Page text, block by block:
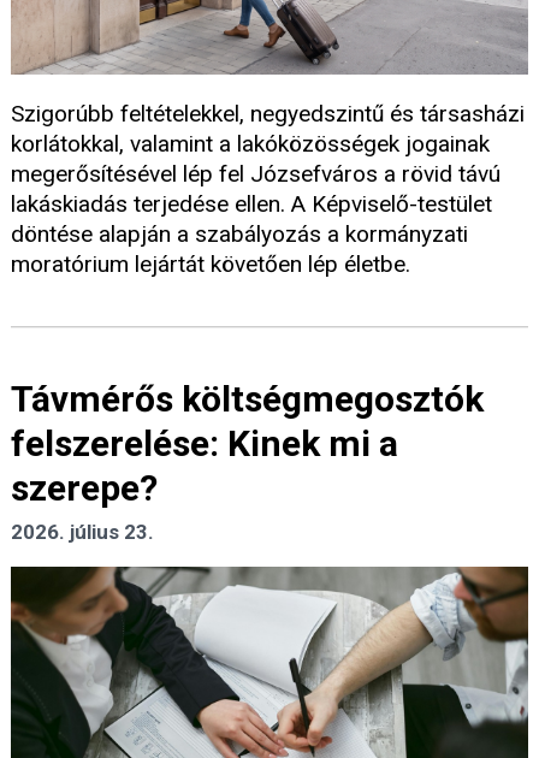
Szigorúbb feltételekkel, negyedszintű és társasházi
korlátokkal, valamint a lakóközösségek jogainak
megerősítésével lép fel Józsefváros a rövid távú
lakáskiadás terjedése ellen. A Képviselő-testület
döntése alapján a szabályozás a kormányzati
moratórium lejártát követően lép életbe.
Távmérős költségmegosztók
felszerelése: Kinek mi a
szerepe?
2026. július 23.